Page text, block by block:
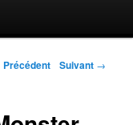
des articles
Précédent Suivant →